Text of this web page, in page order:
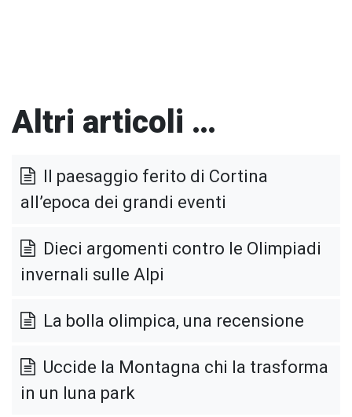
Altri articoli …
Il paesaggio ferito di Cortina
all’epoca dei grandi eventi
Dieci argomenti contro le Olimpiadi
invernali sulle Alpi
La bolla olimpica, una recensione
Uccide la Montagna chi la trasforma
in un luna park